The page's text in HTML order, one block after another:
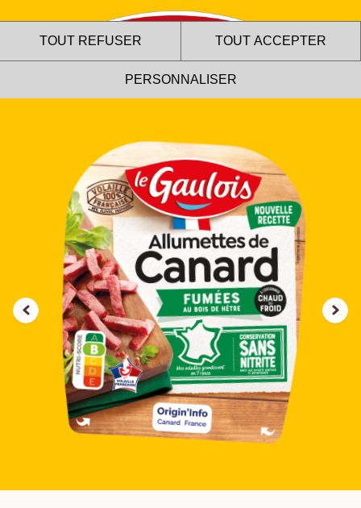
Le site internet Le Gaulois
utilise des cookies !
Nous utilisons des cookies pour nous assurer du bon
fonctionnement de notre site et à des fins analytiques. Vous
pouvez changer d'avis à tout moment en cliquant sur l'icône
présente sur chaque page de notre site. En autorisant ces
services tiers, vous acceptez le dépôt et la lecture de
cookies et l'utilisation de technologies de suivi nécessaires
à leur bon fonctionnement.
Charte de confidentialité
TOUT REFUSER TOUT ACCEPTER
PERSONNALISER